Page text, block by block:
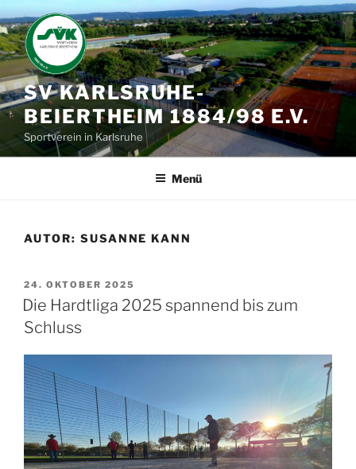
Zum
Inhalt
springen
SV KARLSRUHE-
BEIERTHEIM 1884/98 E.V.
Sportverein in Karlsruhe
Menü
AUTOR: SUSANNE KANN
VERÖFFENTLICHT
AM
24. OKTOBER 2025
Die Hardtliga 2025 spannend bis zum
Schluss